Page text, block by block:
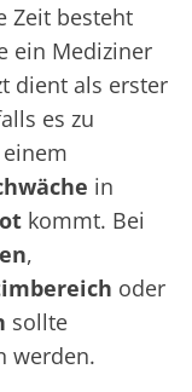
Zeit besteht
ein Mediziner
dient als erster
es zu
in
kommt. Bei
,
oder
sollte
werden.